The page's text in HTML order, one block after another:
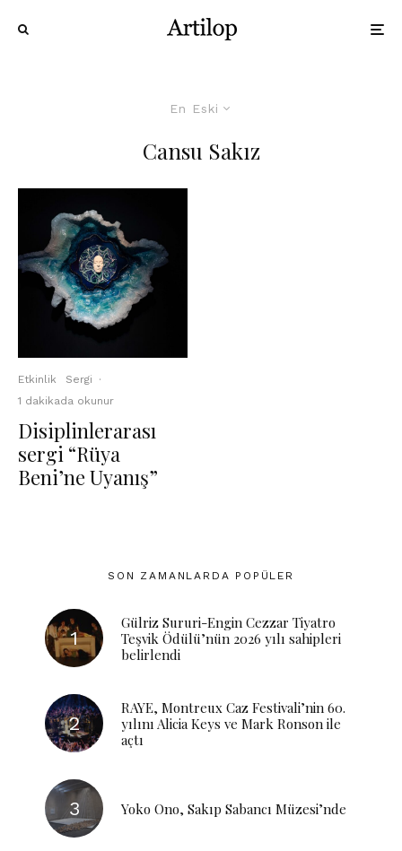
En Eski
Cansu Sakız
Etkinlik Sergi
·
1 dakikada okunur
Disiplinlerarası
sergi “Rüya
Beni’ne Uyanış”
SON ZAMANLARDA POPÜLER
Gülriz Sururi-Engin Cezzar Tiyatro
Teşvik Ödülü’nün 2026 yılı sahipleri
belirlendi
RAYE, Montreux Caz Festivali’nin 60.
yılını Alicia Keys ve Mark Ronson ile
açtı
Yoko Ono, Sakıp Sabancı Müzesi’nde